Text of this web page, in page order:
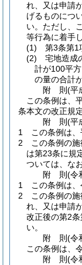
れ、又は申請
げるものにつ
い。 ただし、
等行為に着手
(1)
第3条第1
(2)
宅地造成
計が100平
の量の合計
附 則(平
この条例は、
条本文の改正規
附 則(平
1
この条例は
2
この条例の
は第23条に規
ついては、な
附 則(令
1
この条例は
2
この条例の
れ、又は申請
改正後の第2
い。
附 則(令
この条例は、
附 則(令